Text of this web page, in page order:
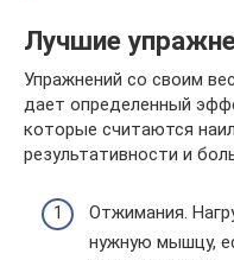
Лучшие
Упражнений со своим
дает определенный
которые считаются
результативности и
Отжимания.
нужную мышцу,